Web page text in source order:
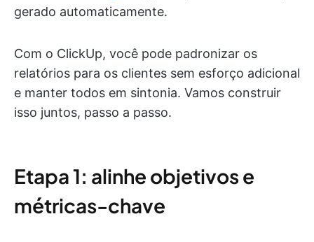
gerado automaticamente.
Com o ClickUp, você pode padronizar os
relatórios para os clientes sem esforço adicional
e manter todos em sintonia. Vamos construir
isso juntos, passo a passo.
Etapa 1: alinhe objetivos e
métricas-chave